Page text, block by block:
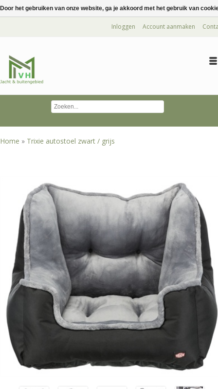
Inloggen Account aanmaken
Home » Trixie autostoel zwart / grijs
Door het gebruiken van onze website, ga je akkoord met het gebruik van